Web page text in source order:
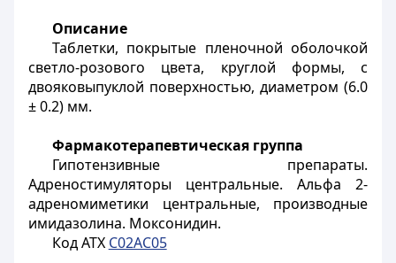
Описание
Таблетки, покрытые пленочной оболочкой
светло-розового цвета, круглой формы, с
двояковыпуклой поверхностью, диаметром (6.0
± 0.2) мм.
Фармакотерапевтическая группа
Гипотензивные препараты.
Адреностимуляторы центральные. Альфа 2-
адреномиметики центральные, производные
имидазолина. Моксонидин.
Код АТХ С02АС05